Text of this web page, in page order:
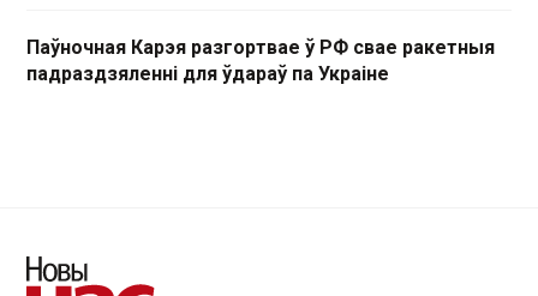
Паўночная Карэя разгортвае ў РФ свае ракетныя
падраздзяленні для ўдараў па Украіне